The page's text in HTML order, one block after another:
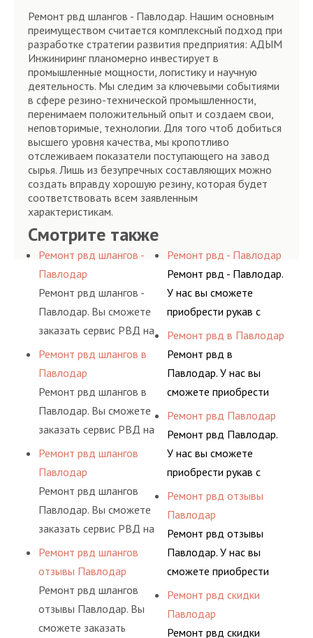
Ремонт рвд шлангов - Павлодар. Нашим основным
преимуществом считается комплексный подход при
разработке стратегии развития предприятия: АДЫМ
Инжиниринг планомерно инвестирует в
промышленные мощности, логистику и научную
деятельность. Мы следим за ключевыми событиями
в сфере резино-технической промышленности,
перенимаем положительный опыт и создаем свои,
неповторимые, технологии. Для того чтоб добиться
высшего уровня качества, мы кропотливо
отслеживаем показатели поступающего на завод
сырья. Лишь из безупречных составляющих можно
создать вправду хорошую резину, которая будет
соответствовать всем заявленным
характеристикам.
Смотрите также
Ремонт рвд шлангов -
Павлодар
Ремонт рвд шлангов -
Павлодар. Вы сможете
заказать сервис РВД на
разовой основе либо на
условиях
долговременного
комплексного
обслуживания
предприятия.
Ремонт рвд шлангов в
Павлодар
Ремонт рвд шлангов в
Павлодар. Вы сможете
заказать сервис РВД на
разовой основе либо на
условиях
долговременного
комплексного
обслуживания
предприятия.
Ремонт рвд шлангов
Павлодар
Ремонт рвд шлангов
Павлодар. Вы сможете
заказать сервис РВД на
разовой основе либо на
условиях
долговременного
комплексного
обслуживания
Ремонт рвд шлангов
отзывы Павлодар
Ремонт рвд шлангов
отзывы Павлодар. Вы
сможете заказать
Ремонт рвд - Павлодар
Ремонт рвд - Павлодар.
У нас вы сможете
приобрести рукав с
разными фитингами и
комплектующими,
АДЫМ Инжиниринг
предлагает ремонт
давления. Ремонт
шлангов производится
ными спецами, которые
помогут решить любую
сложную задачу.
Ремонт рвд в Павлодар
Ремонт рвд в
Павлодар. У нас вы
сможете приобрести
рукав с разными
фитингами и
комплектующими,
АДЫМ Инжиниринг
шлангов высокого
давления. Ремонт
шлангов производится
высококвалифицирован
ными спецами, которые
помогут решить любую
сложную задачу.
Ремонт рвд Павлодар
Ремонт рвд Павлодар.
У нас вы сможете
приобрести рукав с
разными фитингами и
комплектующими,
АДЫМ Инжиниринг
предлагает ремонт
шлангов высокого
шлангов производится
высококвалифицирован
Ремонт рвд отзывы
Павлодар
Ремонт рвд отзывы
Павлодар. У нас вы
сможете приобрести
рукав с разными
фитингами и
комплектующими,
Ремонт рвд скидки
Павлодар
Ремонт рвд скидки